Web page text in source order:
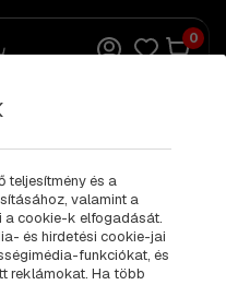
0
teljesítmény és a
valamint a
a cookie-k elfogadását.
és hirdetési cookie-jai
funkciókat, és
reklámokat. Ha több